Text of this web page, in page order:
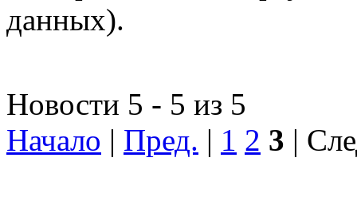
данных).
Новости 5 - 5 из 5
Начало | Пред. | 1 2 3 |